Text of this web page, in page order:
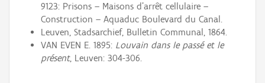
9123: Prisons – Maisons d’arrêt cellulaire –
Construction – Aquaduc Boulevard du Canal.
Leuven, Stadsarchief, Bulletin Communal, 1864.
VAN EVEN E. 1895: Louvain dans le passé et le
présent, Leuven: 304-306.